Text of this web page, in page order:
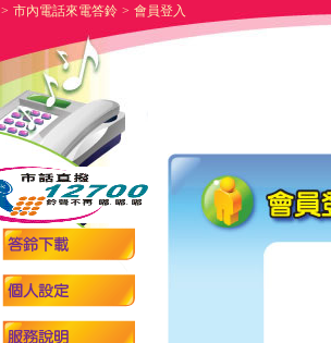
> 市內電話來電答鈴 > 會員登入